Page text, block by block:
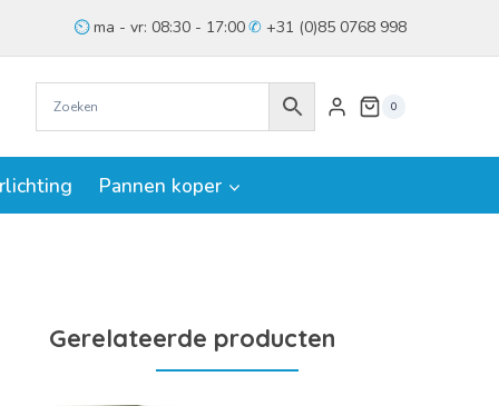
ma - vr: 08:30 - 17:00 +31 (0)85 0768 998
0
Pannen koper
Gerelateerde producten